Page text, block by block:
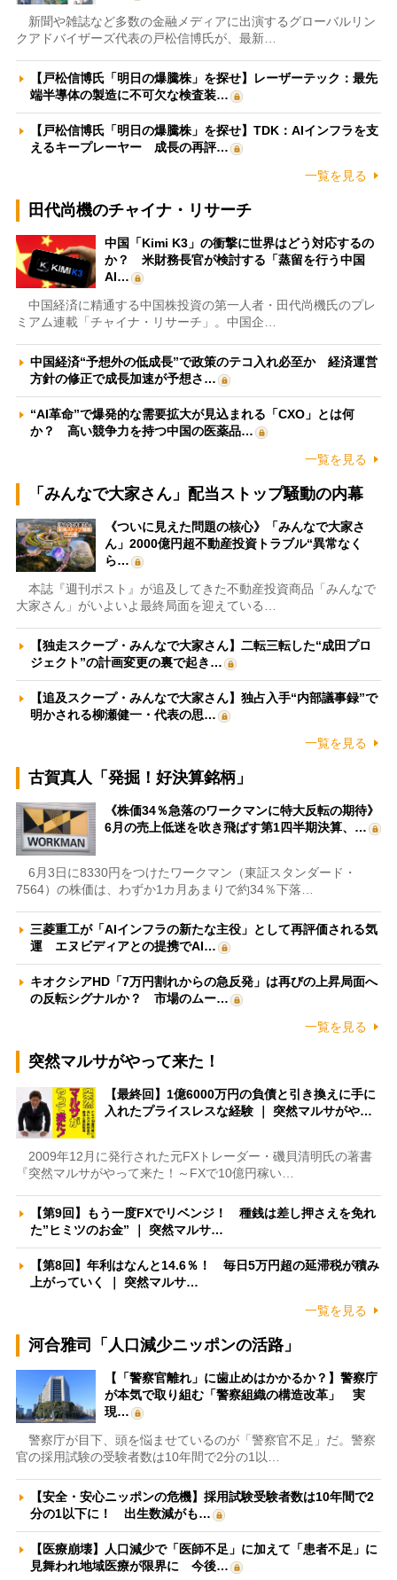
新聞や雑誌など多数の金融メディアに出演するグローバルリン
クアドバイザーズ代表の戸松信博氏が、最新…
【戸松信博氏「明日の爆騰株」を探せ】レーザーテック：最先
端半導体の製造に不可欠な検査装…
【戸松信博氏「明日の爆騰株」を探せ】TDK：AIインフラを支
えるキープレーヤー 成長の再評…
一覧を見る
田代尚機のチャイナ・リサーチ
中国「Kimi K3」の衝撃に世界はどう対応するの
か？ 米財務長官が検討する「蒸留を行う中国
AI…
中国経済に精通する中国株投資の第一人者・田代尚機氏のプレ
ミアム連載「チャイナ・リサーチ」。中国企…
中国経済“予想外の低成長”で政策のテコ入れ必至か 経済運営
方針の修正で成長加速が予想さ…
“AI革命”で爆発的な需要拡大が見込まれる「CXO」とは何
か？ 高い競争力を持つ中国の医薬品…
一覧を見る
「みんなで大家さん」配当ストップ騒動の内幕
《ついに見えた問題の核心》「みんなで大家さ
ん」2000億円超不動産投資トラブル“異常なく
ら…
本誌『週刊ポスト』が追及してきた不動産投資商品「みんなで
大家さん」がいよいよ最終局面を迎えている…
【独走スクープ・みんなで大家さん】二転三転した“成田プロ
ジェクト”の計画変更の裏で起き…
【追及スクープ・みんなで大家さん】独占入手“内部議事録”で
明かされる柳瀬健一・代表の思…
一覧を見る
古賀真人「発掘！好決算銘柄」
《株価34％急落のワークマンに特大反転の期待》
6月の売上低迷を吹き飛ばす第1四半期決算、…
6月3日に8330円をつけたワークマン（東証スタンダード・
7564）の株価は、わずか1カ月あまりで約34％下落…
三菱重工が「AIインフラの新たな主役」として再評価される気
運 エヌビディアとの提携でAI…
キオクシアHD「7万円割れからの急反発」は再びの上昇局面へ
の反転シグナルか？ 市場のムー…
一覧を見る
突然マルサがやって来た！
【最終回】1億6000万円の負債と引き換えに手に
入れたプライスレスな経験 ｜ 突然マルサがや…
2009年12月に発行された元FXトレーダー・磯貝清明氏の著書
『突然マルサがやって来た！～FXで10億円稼い…
【第9回】もう一度FXでリベンジ！ 種銭は差し押さえを免れ
た”ヒミツのお金” ｜ 突然マルサ…
【第8回】年利はなんと14.6％！ 毎日5万円超の延滞税が積み
上がっていく ｜ 突然マルサ…
一覧を見る
河合雅司「人口減少ニッポンの活路」
【「警察官離れ」に歯止めはかかるか？】警察庁
が本気で取り組む「警察組織の構造改革」 実
現…
警察庁が目下、頭を悩ませているのが「警察官不足」だ。警察
官の採用試験の受験者数は10年間で2分の1以…
【安全・安心ニッポンの危機】採用試験受験者数は10年間で2
分の1以下に！ 出生数減がも…
【医療崩壊】人口減少で「医師不足」に加えて「患者不足」に
見舞われ地域医療が限界に 今後…